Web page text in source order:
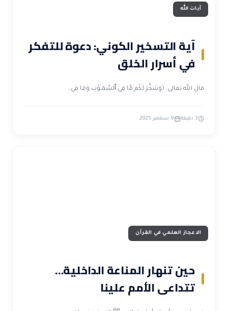
آيات الله
آية التسخير الكوني: دعوة للتفكر
في أسرار الخلق
قال الله تعالى: ﴿وَسَخَّرَ لَكُم مَّا فِي ٱلسَّمَـٰوَٰتِ وَمَا فِي…
3 دقيقة 9 سبتمبر 2025
الاعجاز العلمي في القرآن
حين تنهار المناعة الداخلية…
تتداعى الأمم علينا